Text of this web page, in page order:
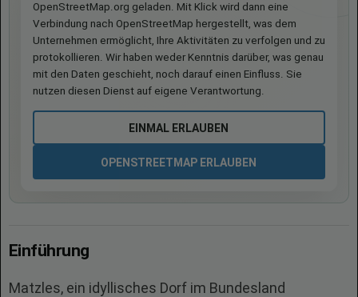
OpenStreetMap.org geladen. Mit Klick wird dann eine
Verbindung nach OpenStreetMap hergestellt, was dem
Unternehmen ermöglicht, Ihre Aktivitäten zu verfolgen und zu
protokollieren. Wir haben weder Kenntnis darüber, was genau
mit den Daten geschieht, noch darauf einen Einfluss. Sie
nutzen diesen Dienst auf eigene Verantwortung.
EINMAL ERLAUBEN
OPENSTREETMAP ERLAUBEN
Einführung
Matzles, ein idyllisches Dorf im Bundesland